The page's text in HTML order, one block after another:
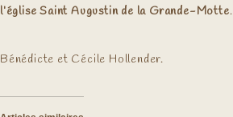
l’église Saint Augustin de la Grande-Motte.
Bénédicte et Cécile Hollender.